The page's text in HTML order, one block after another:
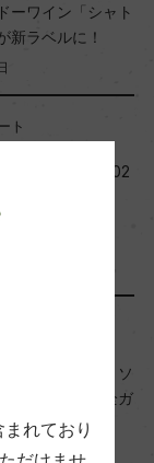
ーワイン「シャト
新ラベルに！
ト
り扱い商品【202
のキホン
！『カベルネ・ソ
』の特徴。完全ガ
れており